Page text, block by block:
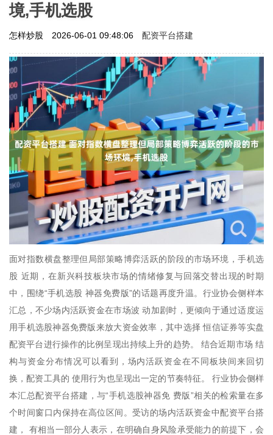
境,手机选股
怎样炒股 2026-06-01 09:48:06 配资平台搭建
面对指数横盘整理但局部策略博弈活跃的阶段的市场环境，手机选
股 近期，在新兴科技板块市场的情绪修复与回落交替出现的时期
中，围绕“手机选股 神器免费版”的话题再度升温。行业协会侧样本
汇总，不少场内活跃资金在市场波 动加剧时，更倾向于通过适度运
用手机选股神器免费版来放大资金效率，其中选择 恒信证券等实盘
配资平台进行操作的比例呈现出持续上升的趋势。 结合近期市场 结
构与资金分布情况可以看到，场内活跃资金在不同板块间来回切
换，配资工具的 使用行为也呈现出一定的节奏特征。 行业协会侧样
本汇总配资平台搭建，与“手机选股神器免 费版”相关的检索量在多
个时间窗口内保持在高位区间。受访的场内活跃资金中配资平台搭
建， 有相当一部分人表示，在明确自身风险承受能力的前提下，会